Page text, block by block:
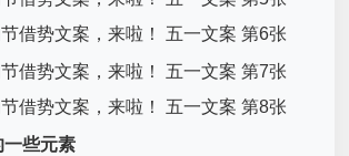
一些元素